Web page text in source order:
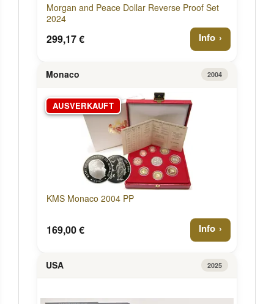
Morgan and Peace Dollar Reverse Proof Set
2024
299,17 € Info
Monaco 2004
AUSVERKAUFT
KMS Monaco 2004 PP
169,00 € Info
USA 2025